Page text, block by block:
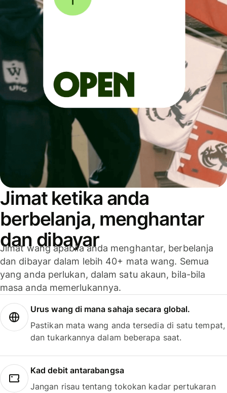
Jimat ketika anda
berbelanja, menghantar
dan dibayar
Jimat wang apabila anda menghantar, berbelanja
dan dibayar dalam lebih 40+ mata wang. Semua
yang anda perlukan, dalam satu akaun, bila-bila
masa anda memerlukannya.
Urus wang di mana sahaja secara global.
Pastikan mata wang anda tersedia di satu tempat,
dan tukarkannya dalam beberapa saat.
Kad debit antarabangsa
Jangan risau tentang tokokan kadar pertukaran